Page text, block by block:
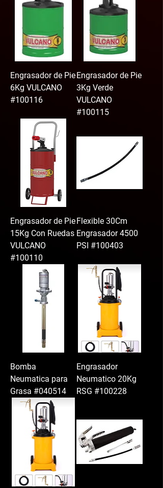
Engrasador de Pie
6Kg VULCANO
#100116
Engrasador de Pie
3Kg Verde
VULCANO
#100115
Engrasador de Pie
15Kg Con Ruedas
VULCANO
#100110
Flexible 30Cm
Engrasador 4500
PSI #100403
Bomba
Neumatica para
Grasa #040514
Engrasador
Neumatico 20Kg
RSG #100228